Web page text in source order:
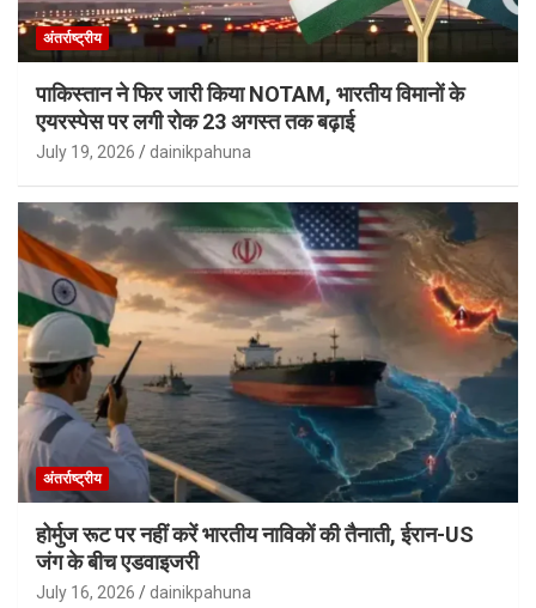
अंतर्राष्ट्रीय
पाकिस्तान ने फिर जारी किया NOTAM, भारतीय विमानों के
एयरस्पेस पर लगी रोक 23 अगस्त तक बढ़ाई
July 19, 2026 dainikpahuna
अंतर्राष्ट्रीय
होर्मुज रूट पर नहीं करें भारतीय नाविकों की तैनाती, ईरान-US
जंग के बीच एडवाइजरी
July 16, 2026 dainikpahuna